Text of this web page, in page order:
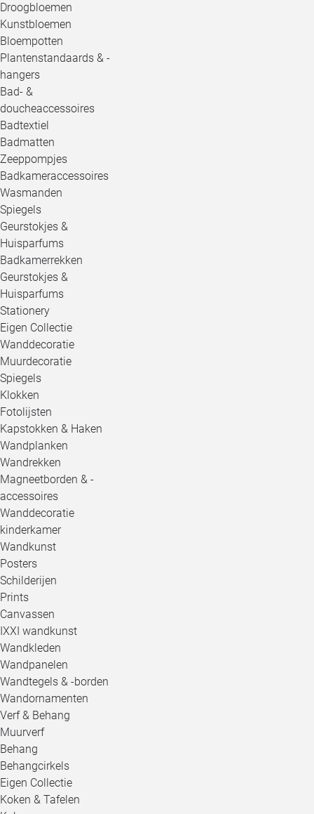
Droogbloemen
Kunstbloemen
Bloempotten
Plantenstandaards & -
hangers
Bad- &
doucheaccessoires
Badtextiel
Badmatten
Zeeppompjes
Badkameraccessoires
Wasmanden
Spiegels
Geurstokjes &
Huisparfums
Badkamerrekken
Geurstokjes &
Huisparfums
Stationery
Eigen Collectie
Wanddecoratie
Muurdecoratie
Spiegels
Klokken
Fotolijsten
Kapstokken & Haken
Wandplanken
Wandrekken
Magneetborden & -
accessoires
Wanddecoratie
kinderkamer
Wandkunst
Posters
Schilderijen
Prints
Canvassen
IXXI wandkunst
Wandkleden
Wandpanelen
Wandtegels & -borden
Wandornamenten
Verf & Behang
Muurverf
Behang
Behangcirkels
Eigen Collectie
Koken & Tafelen